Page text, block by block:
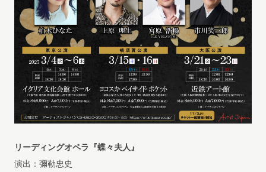
リーディングオペラ『蝶々夫人』
演出：彌勒忠史